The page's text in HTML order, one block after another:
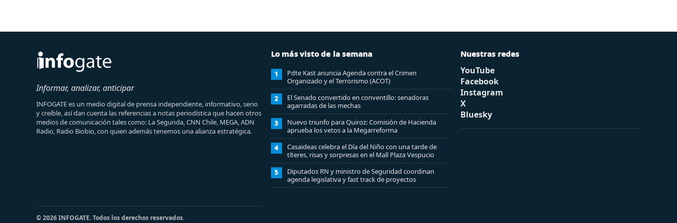
Informar, analizar, anticipar
INFOGATE es un medio digital de prensa independiente, informativo, serio
y creíble, así dan cuenta las referencias a notas periodística que hacen otros
medios de comunicación tales como: La Segunda, CNN Chile, MEGA, ADN
Radio, Radio Biobio, con quien además tenemos una alianza estratégica.
Lo más visto de la semana
1
Pdte Kast anuncia Agenda contra el Crimen
Organizado y el Terrorismo (ACOT)
2
El Senado convertido en conventillo: senadoras
agarradas de las mechas
3
Nuevo triunfo para Quiroz: Comisión de Hacienda
aprueba los vetos a la Megarreforma
4
Casaideas celebra el Día del Niño con una tarde de
títeres, risas y sorpresas en el Mall Plaza Vespucio
5
Diputados RN y ministro de Seguridad coordinan
agenda legislativa y fast track de proyectos
Nuestras redes
YouTube
Facebook
Instagram
X
Bluesky
© 2026 INFOGATE. Todos los derechos reservados.